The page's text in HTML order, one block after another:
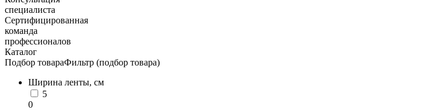
специалиста
Сертифицированная
команда
профессионалов
Каталог
Подбор товараФильтр (подбор товара)
Ширина ленты, см
5
0